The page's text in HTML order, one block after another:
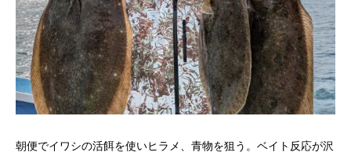
朝便でイワシの活餌を使いヒラメ、青物を狙う。ベイト反応が沢